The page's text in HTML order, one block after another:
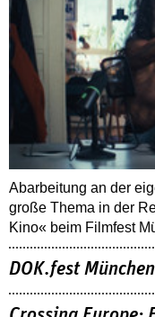
Abarbeitung an der
große Thema in der
Kino« beim Filmfest
DOK.fest